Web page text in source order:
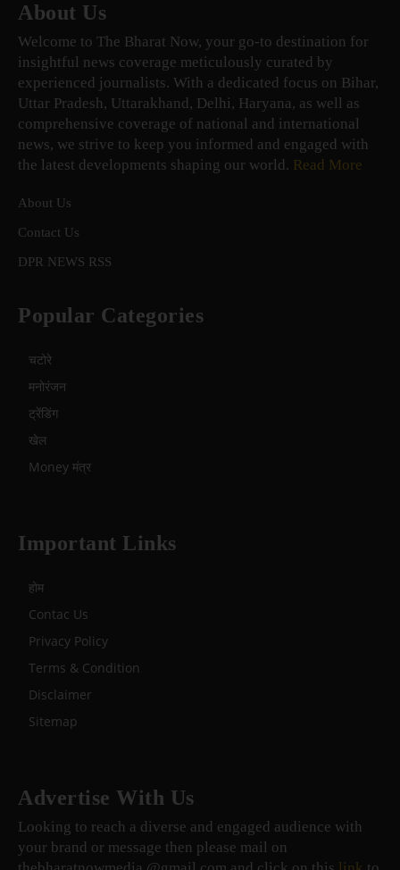
About Us
Welcome to The Bharat Now, your go-to destination for
insightful news coverage meticulously curated by
experienced journalists. With a dedicated focus on Bihar,
Uttar Pradesh, Uttarakhand, Delhi, Haryana, as well as
comprehensive coverage of national and international
news, we strive to keep you informed and engaged with
the latest developments shaping our world. Read More
About Us
Contact Us
DPR NEWS RSS
Popular Categories
चटोरे
मनोरंजन
ट्रेंडिंग
खेल
Money मंत्र
Important Links
होम
Contac Us
Privacy Policy
Terms & Condition
Disclaimer
Sitemap
Advertise With Us
Looking to reach a diverse and engaged audience with
your brand or message then please mail on